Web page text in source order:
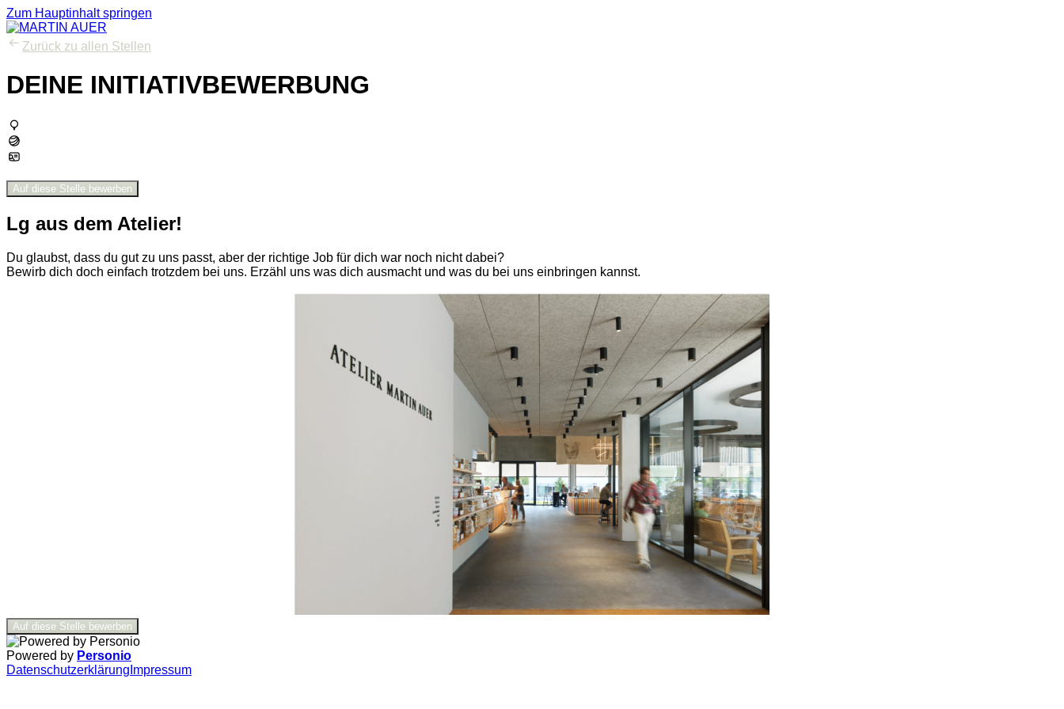
Zum Hauptinhalt springen
Zurück zu allen Stellen
DEINE INITIATIVBEWERBUNG
Auf diese Stelle bewerben
Lg aus dem Atelier!
Du glaubst, dass du gut zu uns passt, aber der richtige Job für dich war noch nicht dabei?
Bewirb dich doch einfach trotzdem bei uns. Erzähl uns was dich ausmacht und was du bei uns einbringen kannst.
Auf diese Stelle bewerben
Powered by Personio
Datenschutzerklärung Impressum